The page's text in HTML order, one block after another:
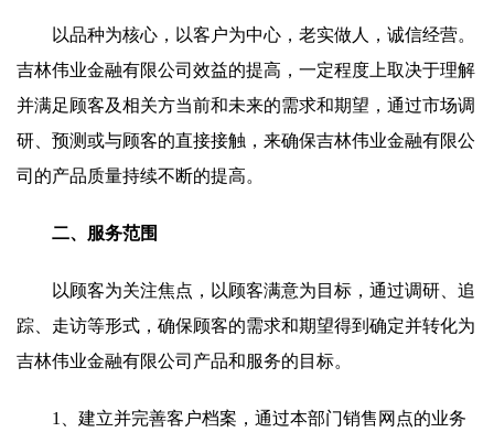
以品种为核心，以客户为中心，老实做人，诚信经营。
吉林伟业金融有限公司效益的提高，一定程度上取决于理解
并满足顾客及相关方当前和未来的需求和期望，通过市场调
研、预测或与顾客的直接接触，来确保吉林伟业金融有限公
司的产品质量持续不断的提高。
二、服务范围
以顾客为关注焦点，以顾客满意为目标，通过调研、追
踪、走访等形式，确保顾客的需求和期望得到确定并转化为
吉林伟业金融有限公司产品和服务的目标。
1、建立并完善客户档案，通过本部门销售网点的业务